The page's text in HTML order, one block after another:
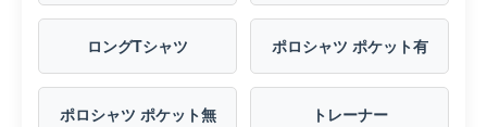
ロングTシャツ ポロシャツ ポケット有
ポロシャツ ポケット無 トレーナー